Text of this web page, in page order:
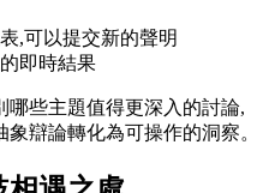
,可以提交新的聲明
即時結果
些主題值得更深入的討論,
辯論轉化為可操作的洞察。